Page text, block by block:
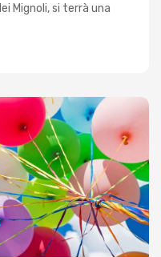
Mignoli, si terrà una